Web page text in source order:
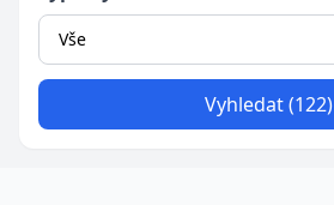
Vše
Vyhledat (122)